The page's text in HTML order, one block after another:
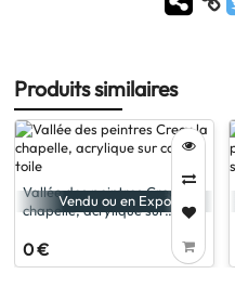
Produits similaires
Vendu ou en Expo
Vallée des peintres Crecy la
chapelle, acrylique sur
0 €